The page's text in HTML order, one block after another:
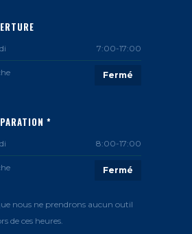
7:00-17:00
Fermé
*
8:00-17:00
Fermé
nous ne prendrons aucun outil
de ces heures.